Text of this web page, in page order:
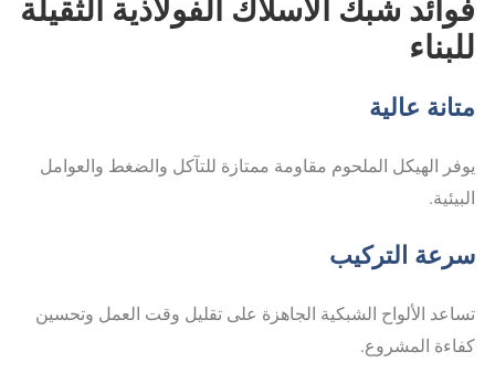
للبناء
متانة عالية
يوفر الهيكل الملحوم مقاومة ممتازة للتآكل والضغط والعوامل
البيئية.
سرعة التركيب
تساعد الألواح الشبكية الجاهزة على تقليل وقت العمل وتحسين
كفاءة المشروع.